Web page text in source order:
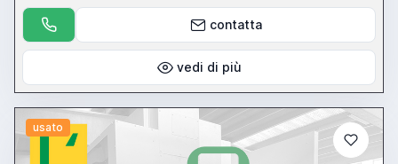
contatta
vedi di più
usato